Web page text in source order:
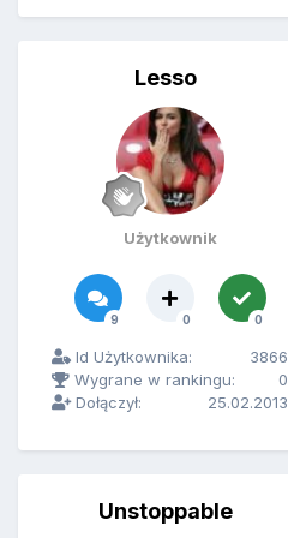
Lesso
Użytkownik
9 0 0
Id Użytkownika:
3866
Wygrane w rankingu:
0
Dołączył:
25.02.2013
Unstoppable